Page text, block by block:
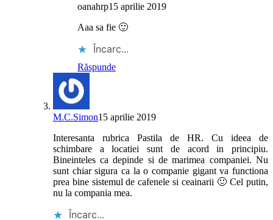
oanahrp15 aprilie 2019
Aaa sa fie 🙂
Încarc...
Răspunde
M.C.Simon15 aprilie 2019
Interesanta rubrica Pastila de HR. Cu ideea de
schimbare a locatiei sunt de acord in principiu.
Bineinteles ca depinde si de marimea companiei. Nu
sunt chiar sigura ca la o companie gigant va functiona
prea bine sistemul de cafenele si ceainarii 🙂 Cel putin,
nu la compania mea.
Încarc...